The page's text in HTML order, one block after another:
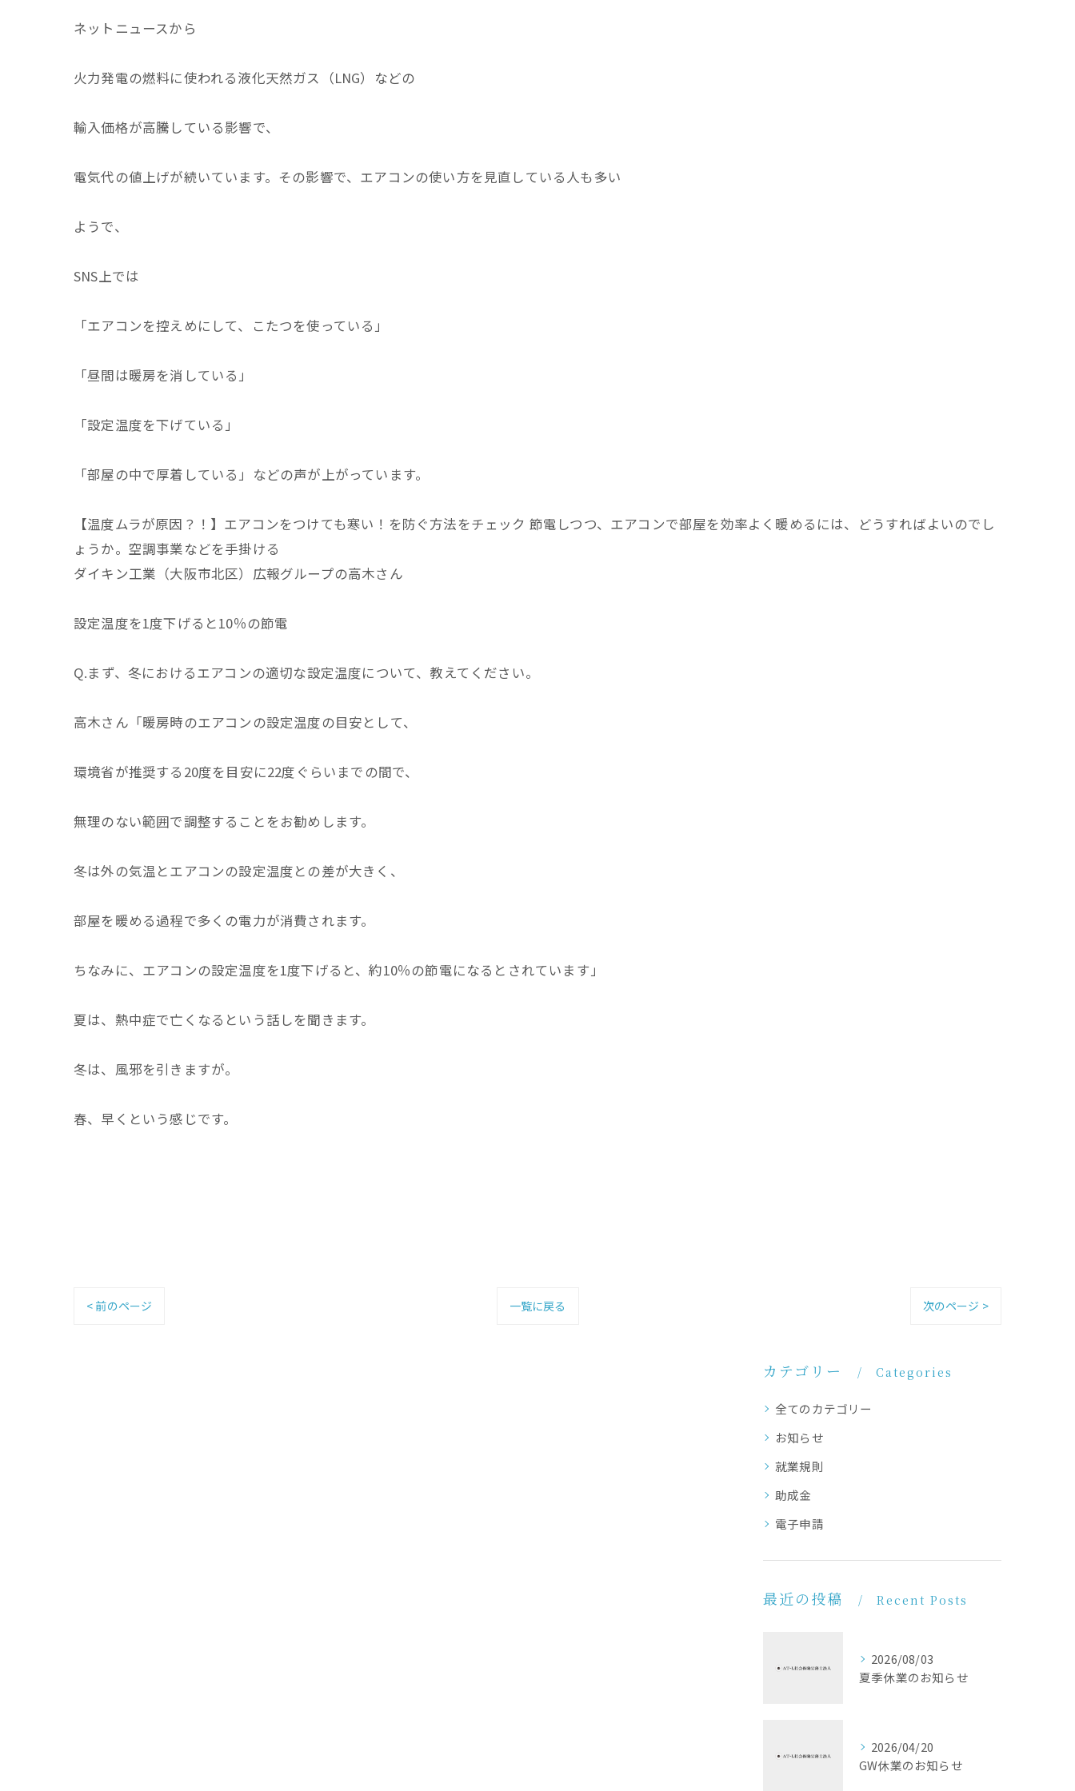
ネットニュースから
火力発電の燃料に使われる液化天然ガス（LNG）などの
輸入価格が高騰している影響で、
電気代の値上げが続いています。その影響で、エアコンの使い方を見直している人も多い
ようで、
SNS上では
「エアコンを控えめにして、こたつを使っている」
「昼間は暖房を消している」
「設定温度を下げている」
「部屋の中で厚着している」などの声が上がっています。
【温度ムラが原因？！】エアコンをつけても寒い！を防ぐ方法をチェック 節電しつつ、エアコンで部屋を効率よく暖めるには、どうすればよいのでし
ょうか。空調事業などを手掛ける
ダイキン工業（大阪市北区）広報グループの高木さん
設定温度を1度下げると10％の節電
Q.まず、冬におけるエアコンの適切な設定温度について、教えてください。
高木さん「暖房時のエアコンの設定温度の目安として、
環境省が推奨する20度を目安に22度ぐらいまでの間で、
無理のない範囲で調整することをお勧めします。
冬は外の気温とエアコンの設定温度との差が大きく、
部屋を暖める過程で多くの電力が消費されます。
ちなみに、エアコンの設定温度を1度下げると、約10％の節電になるとされています」
夏は、熱中症で亡くなるという話しを聞きます。
冬は、風邪を引きますが。
春、早くという感じです。
< 前のページ 一覧に戻る 次のページ >
カテゴリー Categories
全てのカテゴリー
お知らせ
就業規則
助成金
電子申請
最近の投稿 Recent Posts
2026/08/03
夏季休業のお知らせ
2026/04/20
GW休業のお知らせ